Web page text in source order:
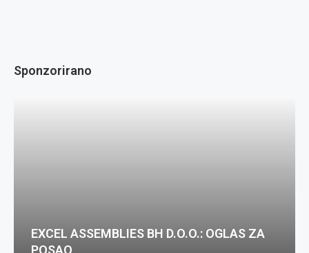
Sponzorirano
EXCEL ASSEMBLIES BH D.O.O.: OGLAS ZA